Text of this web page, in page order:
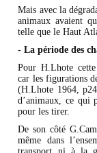
Mais avec la
animaux avaient
telle que le Haut
- La période des
Pour H.Lhote
car les figurations
(H.Lhote 1964,
d’animaux, ce qui
pour les tirer.
De son côté
même dans